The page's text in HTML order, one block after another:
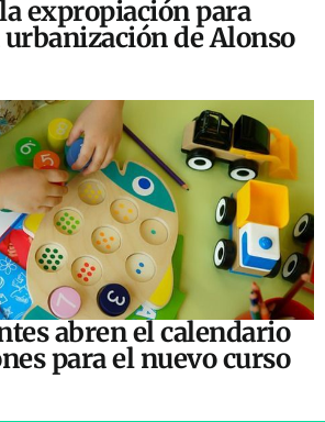
expropiación para
de Alonso
abren el calendario
para el nuevo curso